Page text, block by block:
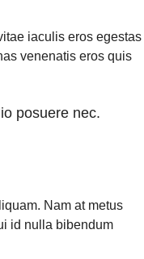
iaculis eros egestas
venenatis eros quis
posuere nec.
Nam at metus
id nulla bibendum